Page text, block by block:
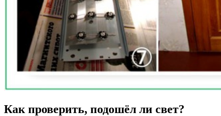
Как проверить, подошёл ли свет?